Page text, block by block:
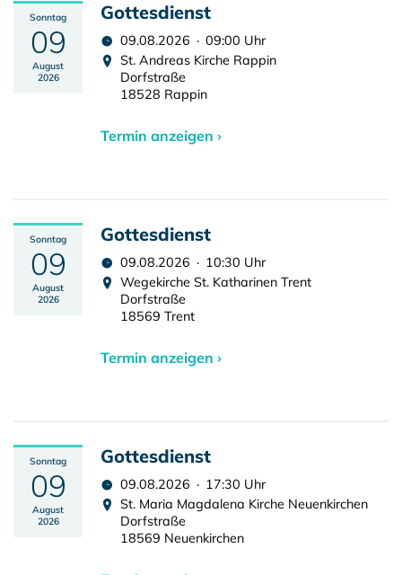
Sonntag
09
August
2026
Gottesdienst
09.08.2026 · 09:00 Uhr
St. Andreas Kirche Rappin
Dorfstraße
18528 Rappin
Termin anzeigen ›
Sonntag
09
August
2026
Gottesdienst
09.08.2026 · 10:30 Uhr
Wegekirche St. Katharinen Trent
Dorfstraße
18569 Trent
Termin anzeigen ›
Sonntag
09
August
2026
Gottesdienst
09.08.2026 · 17:30 Uhr
St. Maria Magdalena Kirche Neuenkirchen
Dorfstraße
18569 Neuenkirchen